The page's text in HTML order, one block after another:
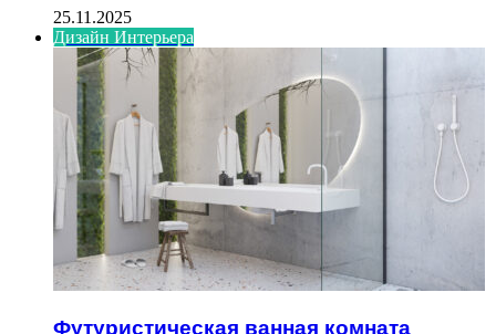
25.11.2025
Дизайн Интерьера
Футуристическая ванная комната